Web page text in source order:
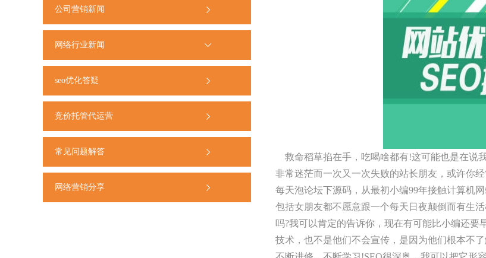
公司营销新闻
网络行业新闻
seo优化答疑
竞价托管代运营
常见问题解答
网络营销分享
救命稻草掐在手，吃喝啥都有!这可能也是在说
非常迷茫而一次又一次失败的站长朋友，或许你
每天泡论坛下源码，从最初小编99年接触计算机
包括女朋友都不愿意跟一个每天日夜颠倒而有生
吗?我可以肯定的告诉你，现在有可能比小编还
技术，也不是他们不会宣传，是因为他们根本不